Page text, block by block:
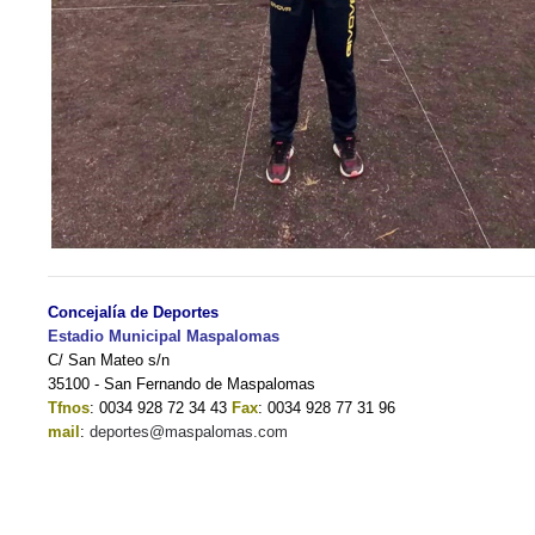
Concejalía de Deportes
Estadio Municipal Maspalomas
C/ San Mateo s/n
35100 - San Fernando de Maspalomas
Tfnos: 0034 928 72 34 43 Fax: 0034 928 77 31 96
mail : deportes@maspalomas.com